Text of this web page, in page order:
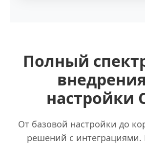
Полный
настройки
От базовой настройки до
решений с интеграциями.